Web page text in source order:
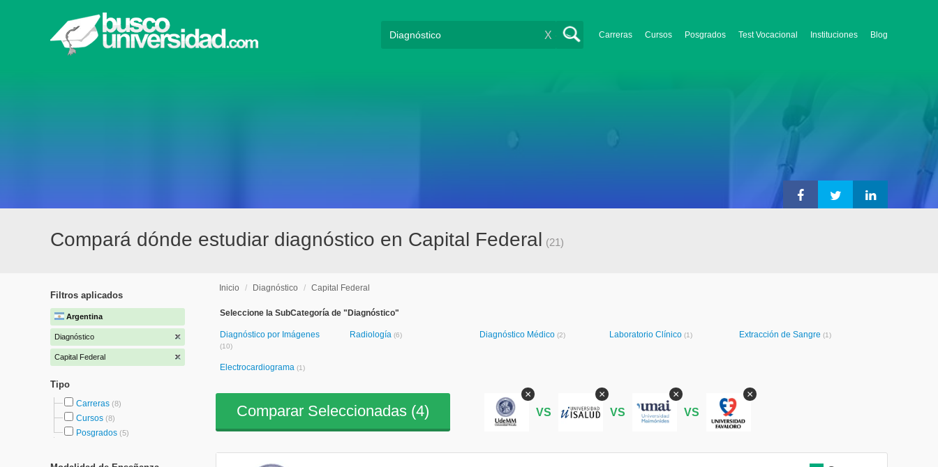
Carreras Cursos Posgrados Test Vocacional Instituciones Blog
X
Compará dónde estudiar diagnóstico en Capital Federal (21)
Filtros aplicados
Argentina
Diagnóstico
Capital Federal
Tipo
Carreras (8)
Cursos (8)
Posgrados (5)
Inicio / Diagnóstico / Capital Federal
Seleccione la SubCategoría de "Diagnóstico"
Diagnóstico por Imágenes
(10)
Radiología (6) Diagnóstico Médico (2) Laboratorio Clínico (1) Extracción de Sangre (1)
Electrocardiograma (1)
Comparar Seleccionadas (4)
×
VS
×
VS
×
VS
×